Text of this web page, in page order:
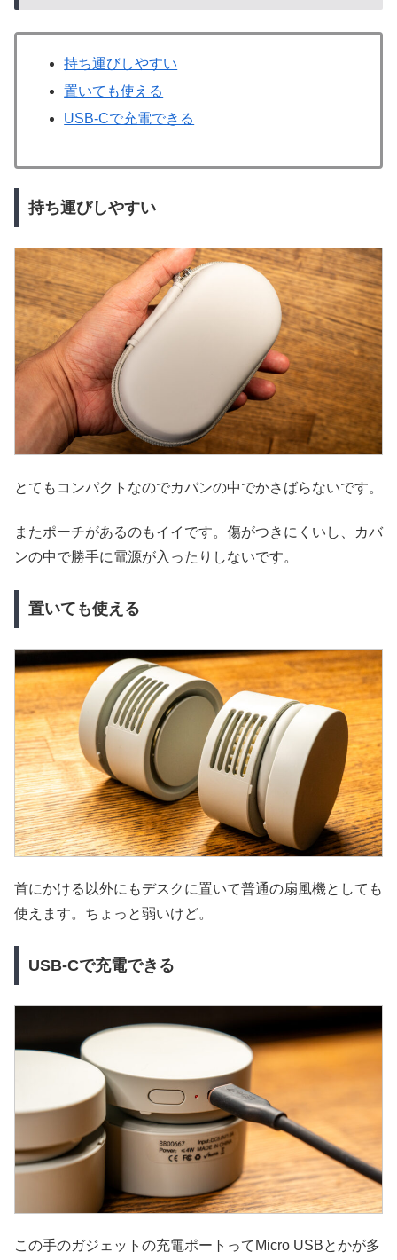
持ち運びしやすい
置いても使える
USB-Cで充電できる
持ち運びしやすい
とてもコンパクトなのでカバンの中でかさばらないです。
またポーチがあるのもイイです。傷がつきにくいし、カバ
ンの中で勝手に電源が入ったりしないです。
置いても使える
首にかける以外にもデスクに置いて普通の扇風機としても
使えます。ちょっと弱いけど。
USB-Cで充電できる
この手のガジェットの充電ポートってMicro USBとかが多